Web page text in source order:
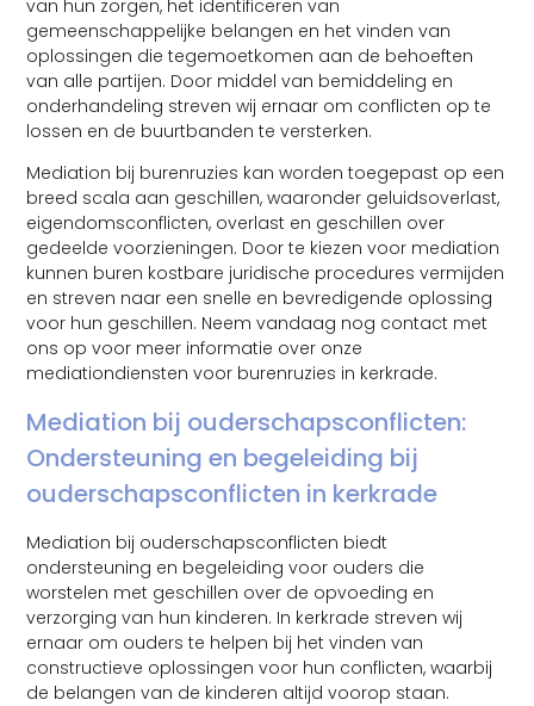
van hun zorgen, het identificeren van
gemeenschappelijke belangen en het vinden van
oplossingen die tegemoetkomen aan de behoeften
van alle partijen. Door middel van bemiddeling en
onderhandeling streven wij ernaar om conflicten op te
lossen en de buurtbanden te versterken.
Mediation bij burenruzies kan worden toegepast op een
breed scala aan geschillen, waaronder geluidsoverlast,
eigendomsconflicten, overlast en geschillen over
gedeelde voorzieningen. Door te kiezen voor mediation
kunnen buren kostbare juridische procedures vermijden
en streven naar een snelle en bevredigende oplossing
voor hun geschillen. Neem vandaag nog contact met
ons op voor meer informatie over onze
mediationdiensten voor burenruzies in kerkrade.
Mediation bij ouderschapsconflicten:
Ondersteuning en begeleiding bij
ouderschapsconflicten in kerkrade
Mediation bij ouderschapsconflicten biedt
ondersteuning en begeleiding voor ouders die
worstelen met geschillen over de opvoeding en
verzorging van hun kinderen. In kerkrade streven wij
ernaar om ouders te helpen bij het vinden van
constructieve oplossingen voor hun conflicten, waarbij
de belangen van de kinderen altijd voorop staan.